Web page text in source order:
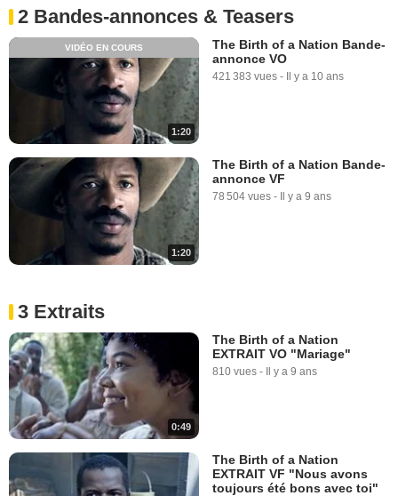
2 Bandes-annonces & Teasers
1:20
VIDÉO EN COURS
The Birth of a Nation Bande-
annonce VO
421 383 vues - Il y a 10 ans
1:20
The Birth of a Nation Bande-
annonce VF
78 504 vues - Il y a 9 ans
3 Extraits
0:49
The Birth of a Nation
EXTRAIT VO "Mariage"
810 vues - Il y a 9 ans
The Birth of a Nation
EXTRAIT VF "Nous avons
toujours été bons avec toi"